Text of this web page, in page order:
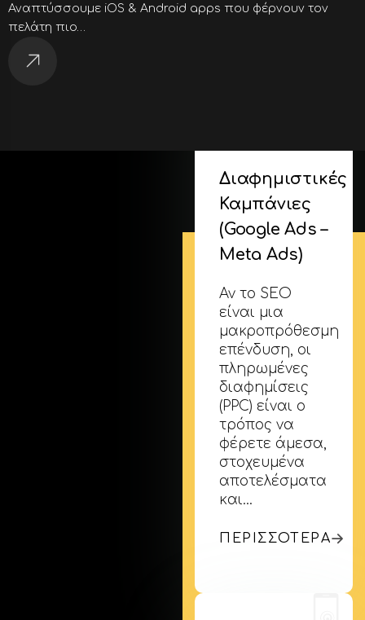
Αναπτύσσουμε iOS & Android apps που φέρνουν τον
πελάτη πιο…
Διαφημιστικές
Καμπάνιες
(Google Ads –
Meta Ads)
Αν το SEO
είναι μια
μακροπρόθεσμη
επένδυση, οι
πληρωμένες
διαφημίσεις
(PPC) είναι ο
τρόπος να
φέρετε άμεσα,
στοχευμένα
αποτελέσματα
και…
ΠΕΡΙΣΣΟΤΕΡΑ